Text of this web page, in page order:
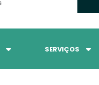
SERVIÇOS